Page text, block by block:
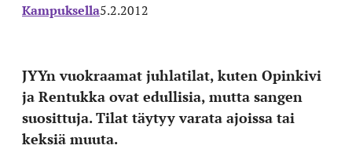
Kampuksella5.2.2012
JYYn vuokraamat juhlatilat, kuten Opinkivi
ja Rentukka ovat edullisia, mutta sangen
suosittuja. Tilat täytyy varata ajoissa tai
keksiä muuta.